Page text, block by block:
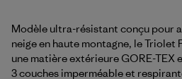
Modèle ultra-résistant conçu pour
neige en haute montagne, le Triolet
une matière extérieure GORE-TEX
3 couches imperméable et